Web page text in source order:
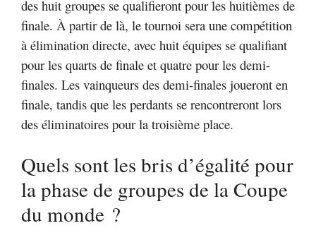
des huit groupes se qualifieront pour les huitièmes de
finale. À partir de là, le tournoi sera une compétition
à élimination directe, avec huit équipes se qualifiant
pour les quarts de finale et quatre pour les demi-
finales. Les vainqueurs des demi-finales joueront en
finale, tandis que les perdants se rencontreront lors
des éliminatoires pour la troisième place.
Quels sont les bris d’égalité pour
la phase de groupes de la Coupe
du monde ?